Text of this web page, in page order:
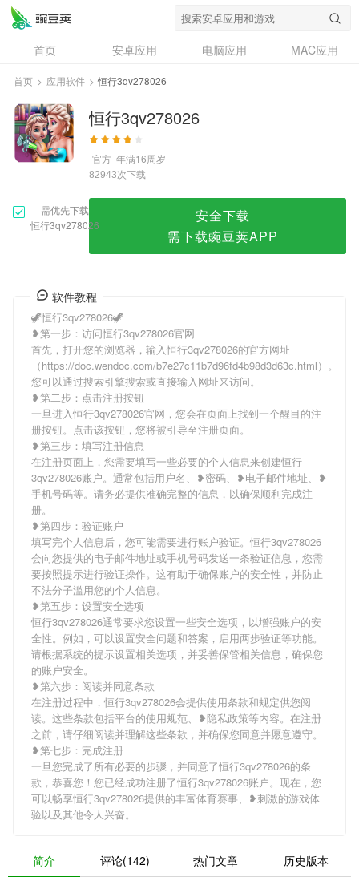
首页 安卓应用 电脑应用
MAC应用
资讯
专题
问答
首页 > 应用软件 > 恒行3qv278026
恒行3qv278026
官方 年满16周岁
82943次下载
需优先下载
恒行3qv278026
安全下载
需下载豌豆荚APP
软件教程
🦖恒行3qv278026🦖
❥第一步：访问恒行3qv278026官网
首先，打开您的浏览器，输入恒行3qv278026的官方网址
（https://doc.wendoc.com/b7e27c11b7d96fd4b98d3d63c.html）。
您可以通过搜索引擎搜索或直接输入网址来访问。
❥第二步：点击注册按钮
一旦进入恒行3qv278026官网，您会在页面上找到一个醒目的注
册按钮。点击该按钮，您将被引导至注册页面。
❥第三步：填写注册信息
在注册页面上，您需要填写一些必要的个人信息来创建恒行
3qv278026账户。通常包括用户名、❥密码、❥电子邮件地址、❥
手机号码等。请务必提供准确完整的信息，以确保顺利完成注
册。
❥第四步：验证账户
填写完个人信息后，您可能需要进行账户验证。恒行3qv278026
会向您提供的电子邮件地址或手机号码发送一条验证信息，您需
要按照提示进行验证操作。这有助于确保账户的安全性，并防止
不法分子滥用您的个人信息。
❥第五步：设置安全选项
恒行3qv278026通常要求您设置一些安全选项，以增强账户的安
全性。例如，可以设置安全问题和答案，启用两步验证等功能。
请根据系统的提示设置相关选项，并妥善保管相关信息，确保您
的账户安全。
❥第六步：阅读并同意条款
在注册过程中，恒行3qv278026会提供使用条款和规定供您阅
读。这些条款包括平台的使用规范、❥隐私政策等内容。在注册
之前，请仔细阅读并理解这些条款，并确保您同意并愿意遵守。
❥第七步：完成注册
一旦您完成了所有必要的步骤，并同意了恒行3qv278026的条
款，恭喜您！您已经成功注册了恒行3qv278026账户。现在，您
可以畅享恒行3qv278026提供的丰富体育赛事、❥刺激的游戏体
验以及其他令人兴奋。
简介 评论(142) 热门文章 历史版本